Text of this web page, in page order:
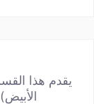
يقدم هذا